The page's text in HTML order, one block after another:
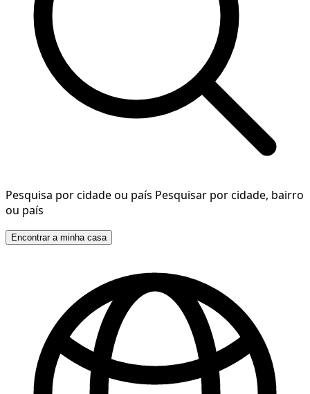
Pesquisa por cidade ou país Pesquisar por cidade, bairro
ou país
Encontrar a minha casa